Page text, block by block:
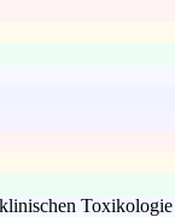
Toxikologie